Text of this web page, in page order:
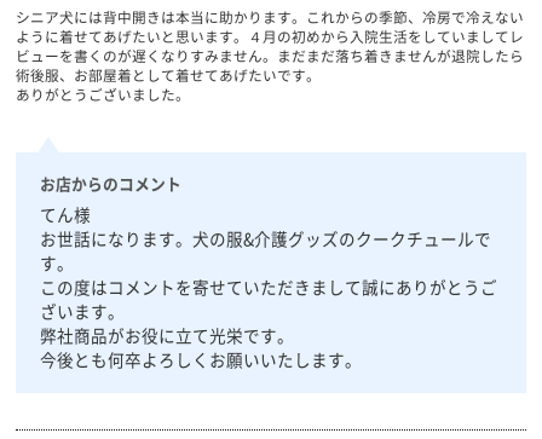
シニア犬には背中開きは本当に助かります。これからの季節、冷房で冷えない
ように着せてあげたいと思います。４月の初めから入院生活をしていましてレ
ビューを書くのが遅くなりすみません。まだまだ落ち着きませんが退院したら
術後服、お部屋着として着せてあげたいです。
ありがとうございました。
お店からのコメント
てん様
お世話になります。犬の服&介護グッズのクークチュールで
す。
この度はコメントを寄せていただきまして誠にありがとうご
ざいます。
弊社商品がお役に立て光栄です。
今後とも何卒よろしくお願いいたします。